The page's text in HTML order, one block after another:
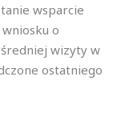
wsparcie
o
wizyty w
ostatniego